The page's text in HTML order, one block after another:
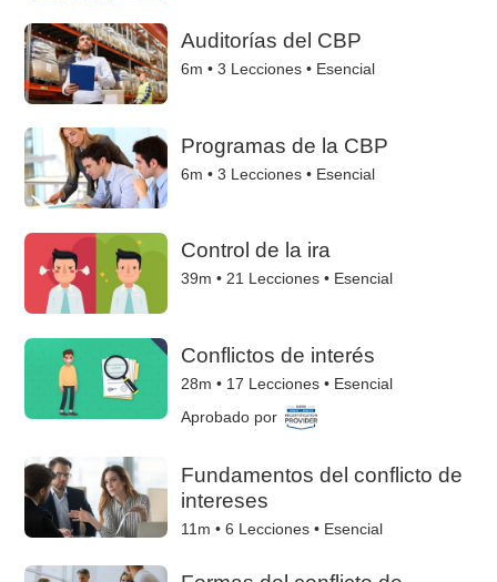
Auditorías del CBP
6m •3 Lecciones • Esencial
Programas de la CBP
6m •3 Lecciones • Esencial
Control de la ira
39m •21 Lecciones • Esencial
Conflictos de interés
28m • 17 Lecciones • Esencial
Aprobado por
Fundamentos del conflicto de
intereses
11m •6 Lecciones • Esencial